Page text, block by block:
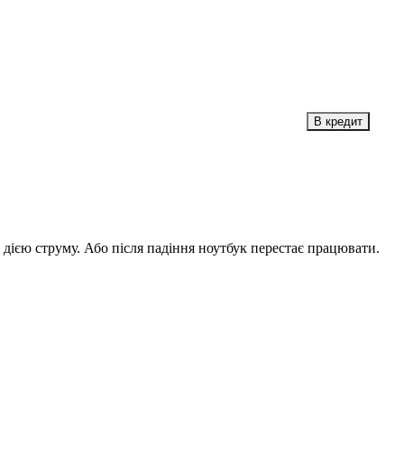
струму. Або після падіння ноутбук перестає працювати.